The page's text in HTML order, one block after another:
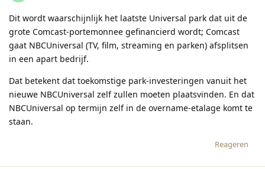
Dit wordt waarschijnlijk het laatste Universal park dat uit de
grote Comcast-portemonnee gefinancierd wordt; Comcast
gaat NBCUniversal (TV, film, streaming en parken) afsplitsen
in een apart bedrijf.
Dat betekent dat toekomstige park-investeringen vanuit het
nieuwe NBCUniversal zelf zullen moeten plaatsvinden. En dat
NBCUniversal op termijn zelf in de overname-etalage komt te
staan.
Reageren